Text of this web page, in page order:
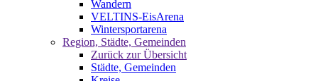
Wandern
VELTINS-EisArena
Wintersportarena
Region, Städte, Gemeinden
Zurück zur Übersicht
Städte, Gemeinden